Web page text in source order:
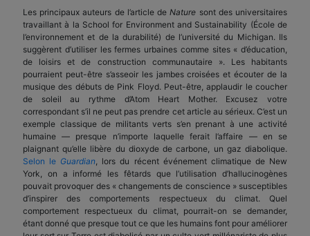
Les principaux auteurs de l’article deNature sont des universitaires
travaillant à la School for Environment and Sustainability (École de
l’environnement et de la durabilité) de l’université du Michigan. Ils
suggèrent d’utiliser les fermes urbaines comme sites « d’éducation,
de loisirs et de construction communautaire ». Les habitants
pourraient peut-être s’asseoir les jambes croisées et écouter de la
musique des débuts de Pink Floyd. Peut-être, applaudir le coucher
de soleil au rythme d’Atom Heart Mother. Excusez votre
correspondant s’il ne peut pas prendre cet article au sérieux. C’est un
exemple classique de militants verts s’en prenant à une activité
humaine — presque n’importe laquelle ferait l’affaire — en se
plaignant qu’elle libère du dioxyde de carbone, un gaz diabolique.
Selon le Guardian , lors du récent événement climatique de New
York, on a informé les fêtards que l’utilisation d’hallucinogènes
pouvait provoquer des « changements de conscience » susceptibles
d’inspirer des comportements respectueux du climat. Quel
comportement respectueux du climat, pourrait-on se demander,
étant donné que presque tout ce que les humains font pour améliorer